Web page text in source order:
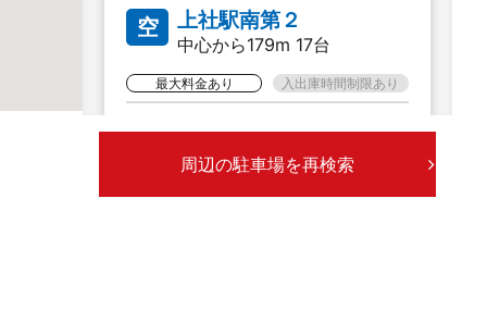
空 上社駅南第２
中心から179m 17台
最大料金あり 入出庫時間制限あり
入庫より24時間まで 800円
周辺の駐車場を再検索